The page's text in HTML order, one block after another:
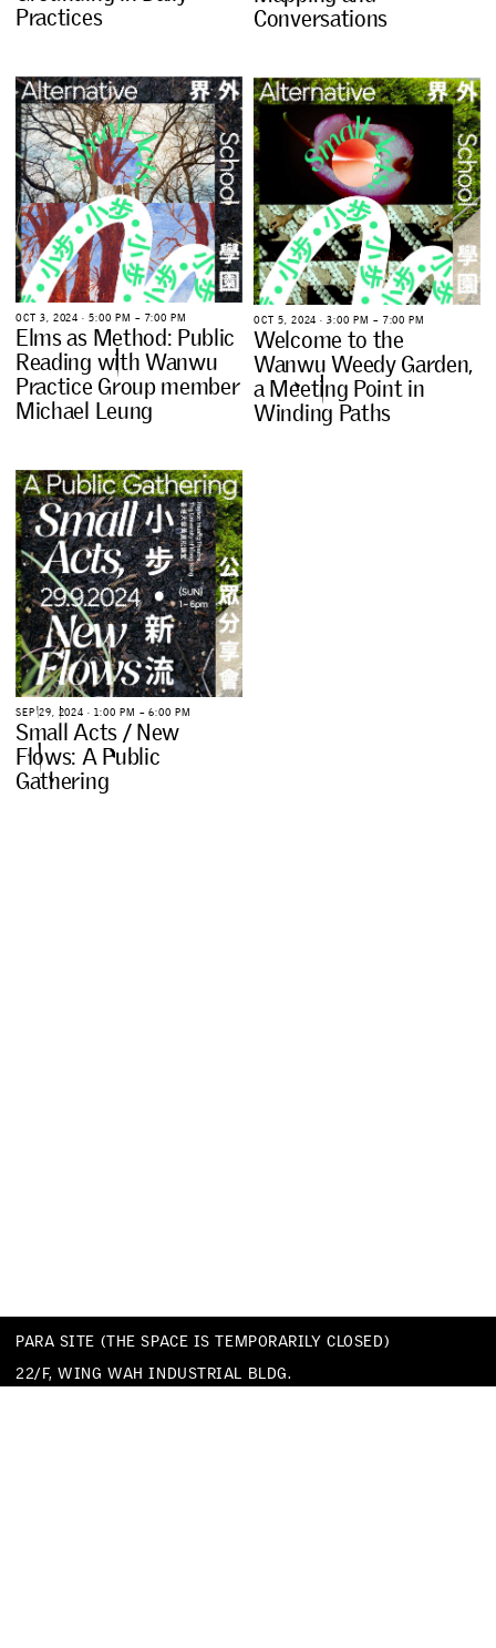
Practices
Conversations
OCT 3, 2024 ∙ 5:00 PM – 7:00 PM
Elmsas Method: Public
Reading withWanwu
Practice Group member
Michael Leung
OCT 5, 2024 ∙ 3:00 PM – 7:00 PM
Welcome to the
Wanwu Weedy Garden,
a Meeting Point in
Winding Paths
SEP 29, 2024 ∙ 1:00 PM – 6:00 PM
SmallActs/ New
Flows: A Public
Gathering
PARA SITE (THE SPACE IS TEMPORARILY CLOSED)
22/F, WING WAH INDUSTRIAL BLDG.
677 KING’S ROAD